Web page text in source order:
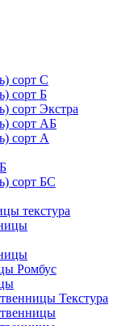
сорт С
сорт Б
сорт Экстра
сорт АБ
сорт А
сорт БС
текстура
Ромбус
Текстура